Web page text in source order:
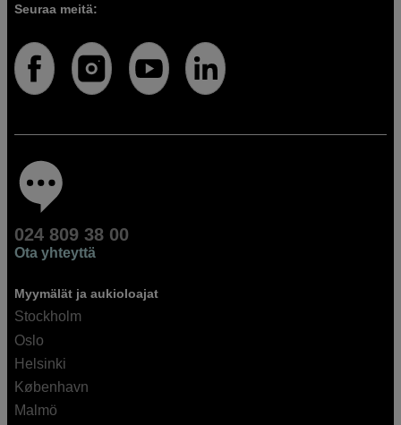
Seuraa meitä:
024 809 38 00
Ota yhteyttä
Myymälät ja aukioloajat
Stockholm
Oslo
Helsinki
København
Malmö